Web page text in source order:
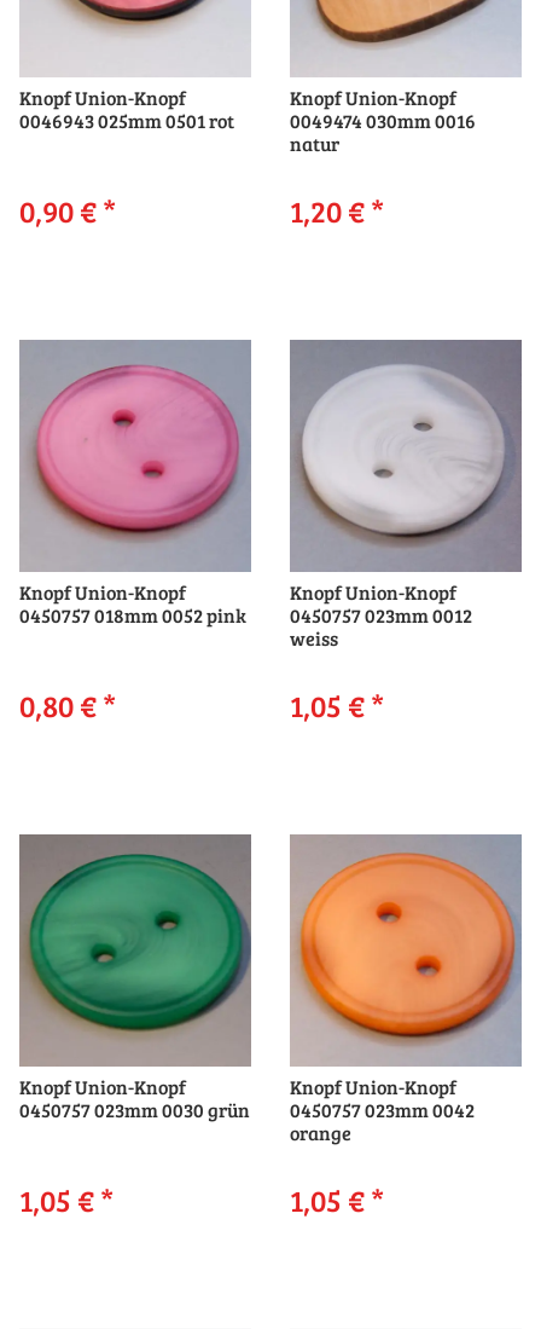
Knopf Union-Knopf
0046943 025mm 0501 rot
0,90 €*
Knopf Union-Knopf
0049474 030mm 0016
natur
1,20 €*
Knopf Union-Knopf
0450757 018mm 0052 pink
0,80 €*
Knopf Union-Knopf
0450757 023mm 0012
weiss
1,05 €*
Knopf Union-Knopf
0450757 023mm 0030 grün
1,05 €*
Knopf Union-Knopf
0450757 023mm 0042
orange
1,05 €*